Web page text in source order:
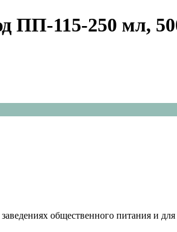
ПП-115-250 мл,
общественного питания и